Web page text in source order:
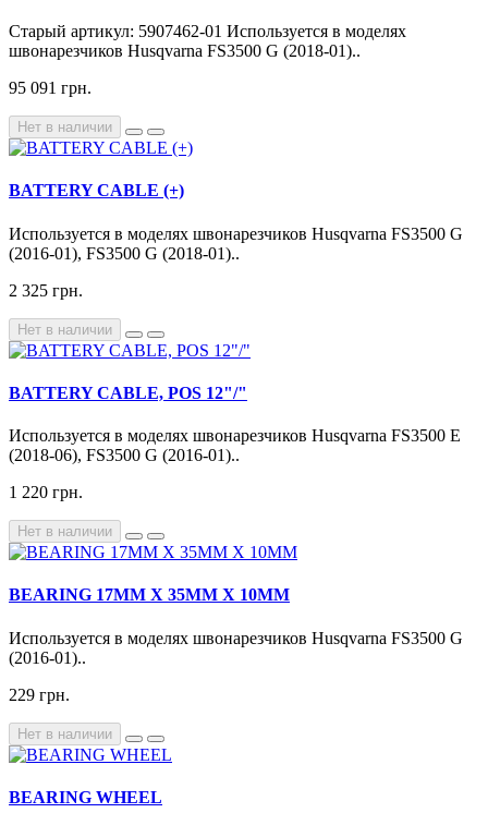
Старый артикул: 5907462-01 Используется в моделях
швонарезчиков Husqvarna FS3500 G (2018-01)..
95 091 грн.
Нет в наличии
BATTERY CABLE (+)
Используется в моделях швонарезчиков Husqvarna FS3500 G
(2016-01), FS3500 G (2018-01)..
2 325 грн.
Нет в наличии
BATTERY CABLE, POS 12"/"
Используется в моделях швонарезчиков Husqvarna FS3500 E
(2018-06), FS3500 G (2016-01)..
1 220 грн.
Нет в наличии
BEARING 17MM X 35MM X 10MM
Используется в моделях швонарезчиков Husqvarna FS3500 G
(2016-01)..
229 грн.
Нет в наличии
BEARING WHEEL